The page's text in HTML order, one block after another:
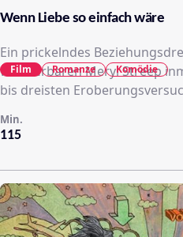
Wenn Liebe so einfach wäre
Ein prickelndes
wunderbaren Meryl Streep
bis dreisten
115
Min.
Film Romanze Komödie